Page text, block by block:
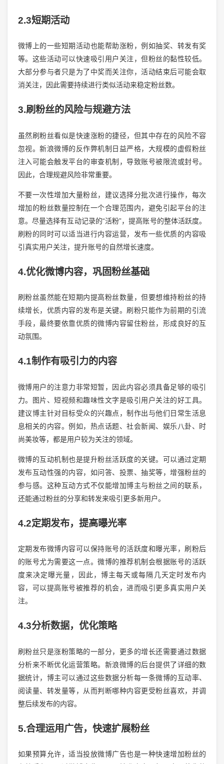
2.3短期活动
微博上的一些短期活动也能帮助涨粉，例如抽奖、转发有奖
等。这些活动可以快速吸引用户关注，但粉丝的黏性较低。
大部分参与者只是为了中奖而关注你，活动结束后可能会取
消关注，因此需要持续进行类似活动来稳定粉丝数。
3.刷粉丝的风险与规避方法
虽然刷粉丝看似是快速涨粉的捷径，但其中存在的风险不容
忽视。新浪微博的反作弊机制日益严格，大规模的虚假粉丝
注入可能会触发平台的审查机制，导致账号被限流或封号。
因此，合理规避风险非常重要。
不要一次性增加大量粉丝，建议选择分批次进行操作，每次
增加的粉丝数量控制在一个合理范围内，避免引起平台的注
意。尽量选择有互动记录的“活粉”，提高账号的整体活跃度。
刷粉的同时可以适当进行内容运营，发布一些优质的内容吸
引真实用户关注，提升账号的自然增长速度。
4.优化微博内容，巩固粉丝基础
刷粉丝虽然能在短期内提高粉丝数量，但要想维持粉丝的持
续增长，优质内容的发布是关键。刷粉只能作为前期的引流
手段，最终要依靠优质的微博内容留住粉丝，形成良好的互
动氛围。
4.1制作有吸引力的内容
微博用户的注意力非常短暂，因此内容必须具备足够的吸引
力。图片、短视频和趣味性文字是吸引用户关注的好工具。
建议博主针对目标受众的兴趣点，制作出与他们日常生活息
息相关的内容。例如，热点话题、社会新闻、娱乐八卦、时
尚美妆等，都是用户较为关注的领域。
微博的互动机制也是提升粉丝活跃度的关键。可以通过定期
发布互动性强的内容，如问答、投票、抽奖等，增强粉丝的
参与感。这种互动方式不仅能增加博主与粉丝之间的联系，
还能通过粉丝的分享和转发来吸引更多新用户。
4.2定期发布，提高曝光率
定期发布微博内容可以保持账号的活跃度和曝光率，刷粉后
的账号尤为需要这一点。微博的推荐机制会根据账号的活跃
度来决定曝光量，因此，博主每天或每隔几天定时发布内
容，可以提高账号被推荐的机会，进而吸引更多真实用户关
注。
4.3分析数据，优化策略
刷粉丝只是涨粉策略的一部分，更多的增长还需要通过数据
分析来不断优化运营策略。新浪微博的后台提供了详细的数
据统计，博主可以通过这些数据分析每一条微博的互动率、
阅读量、转发量等，从而判断哪种内容更受粉丝喜欢，并调
整后续发布的内容。
5.合理运用广告，快速扩展粉丝
如果预算允许，适当投放微博广告也是一种快速增加粉丝的